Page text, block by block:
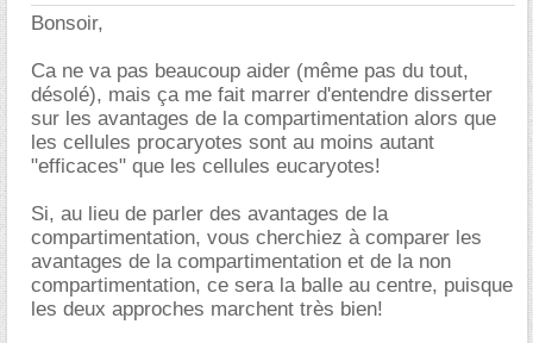
Bonsoir,
Ca ne va pas beaucoup aider (même pas du tout,
désolé), mais ça me fait marrer d'entendre disserter
sur les avantages de la compartimentation alors que
les cellules procaryotes sont au moins autant
"efficaces" que les cellules eucaryotes!
Si, au lieu de parler des avantages de la
compartimentation, vous cherchiez à comparer les
avantages de la compartimentation et de la non
compartimentation, ce sera la balle au centre, puisque
les deux approches marchent très bien!